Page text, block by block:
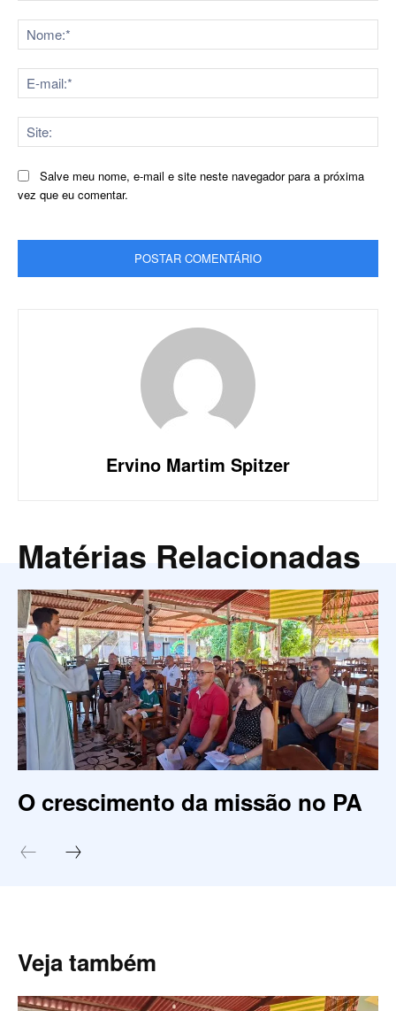
Salve meu nome, e-mail e site neste navegador para a próxima
vez que eu comentar.
Ervino Martim Spitzer
Matérias Relacionadas
O crescimento da missão no PA
Veja também